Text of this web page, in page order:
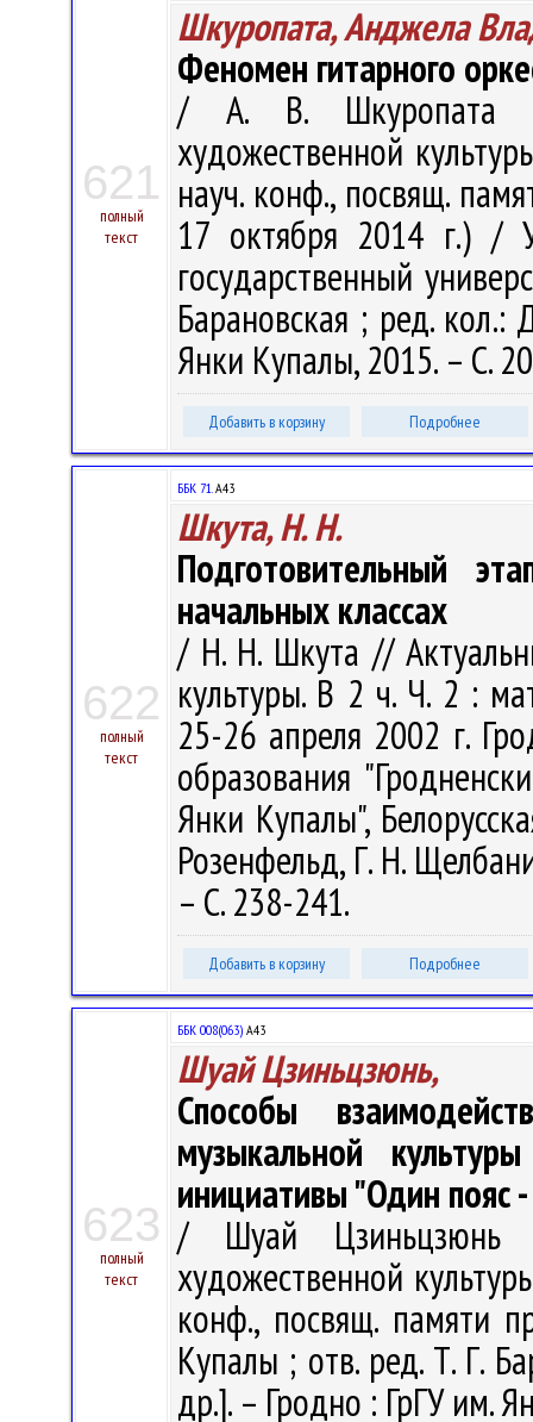
621
полный
текст
Шкуропата, Анджела
Феномен гитарного
/ А. В. Шкуропата //
художественной
науч. конф., посвящ.
17 октября 2014 г.) /
государственный
Барановская ; ред.
Янки Купалы, 2015. – С.
Добавить в корзину Подробнее
622
полный
текст
ББК 71.А43
Шкута, Н. Н.
Подготовительный
начальных классах
/ Н. Н. Шкута //
культуры. В 2 ч. Ч. 2 :
25-26 апреля 2002 г.
образования
Янки Купалы",
Розенфельд, Г. Н.
– С. 238-241.
Добавить в корзину Подробнее
623
полный
текст
ББК 008(063) А43
Шуай Цзиньцзюнь,
Способы
музыкальной
инициативы "Один пояс
/ Шуай Цзиньцзюнь
художественной
конф., посвящ. памяти
Купалы ; отв. ред. Т. Г.
др.]. – Гродно : ГрГУ им.